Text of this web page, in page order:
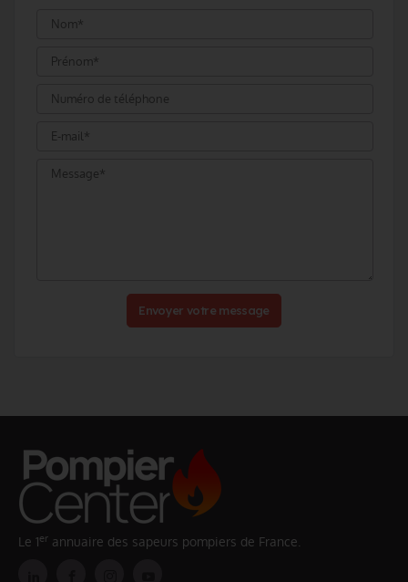
Envoyer votre message
Le 1er annuaire des sapeurs pompiers de France.